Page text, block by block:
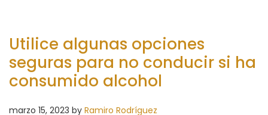
Utilice algunas opciones
seguras para no conducir si ha
consumido alcohol
marzo 15, 2023 by Ramiro Rodríguez